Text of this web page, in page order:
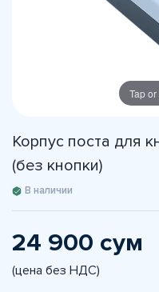
Tap
Корпус поста для
(без кнопки)
В наличии
24 900 сум
(цена без НДС)